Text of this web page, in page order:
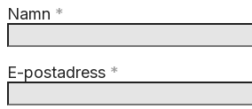
Namn *
E-postadress *